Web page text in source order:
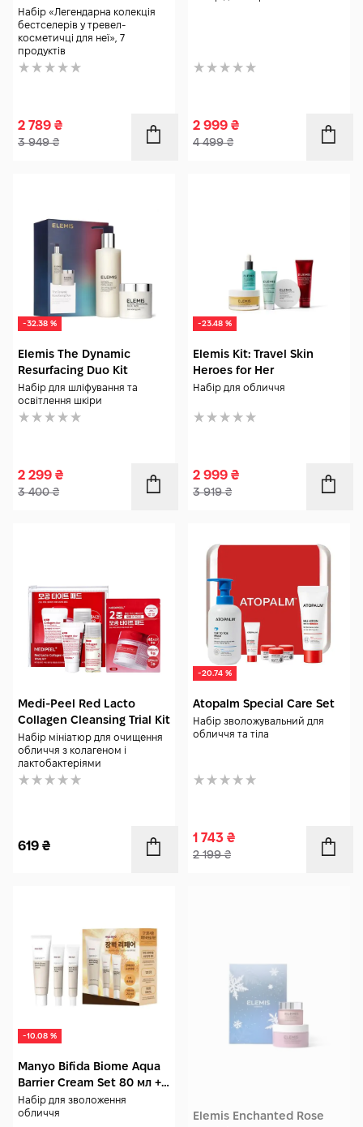
Набір «Легендарна колекція
бестселерів у тревел-
косметичці для неї», 7
продуктів
2 789 ₴
3 949₴
2 999 ₴
4 499₴
-32.38 %
Elemis The Dynamic
Resurfacing Duo Kit
Набір для шліфування та
освітлення шкіри
2 299 ₴
3 400₴
-23.48 %
Elemis Kit: Travel Skin
Heroes for Her
Набір для обличчя
2 999 ₴
3 919₴
Medi-Peel Red Lacto
Collagen Cleansing Trial Kit
Набір мініатюр для очищення
обличчя з колагеном і
лактобактеріями
619 ₴
-20.74 %
Atopalm Special Care Set
Набір зволожувальний для
обличчя та тіла
1 743 ₴
2 199₴
-10.08 %
Manyo Bifida Biome Aqua
Barrier Cream Set 80 мл +
2*20 мл
Набір для зволоження
обличчя
Elemis Enchanted Rose